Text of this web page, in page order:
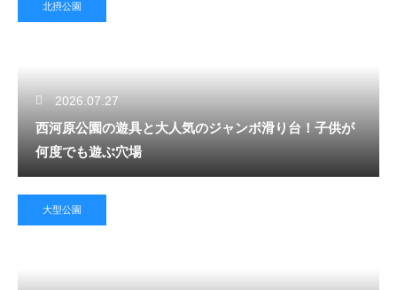
北摂公園
2026.07.27
西河原公園の遊具と大人気のジャンボ滑り台！子供が
何度でも遊ぶ穴場
大型公園